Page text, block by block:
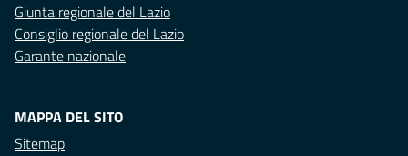
Giunta regionale del Lazio
Consiglio regionale del Lazio
Garante nazionale
MAPPA DEL SITO
Sitemap